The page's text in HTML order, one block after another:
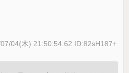
04(木) 21:50:54.62 ID:82sH187+